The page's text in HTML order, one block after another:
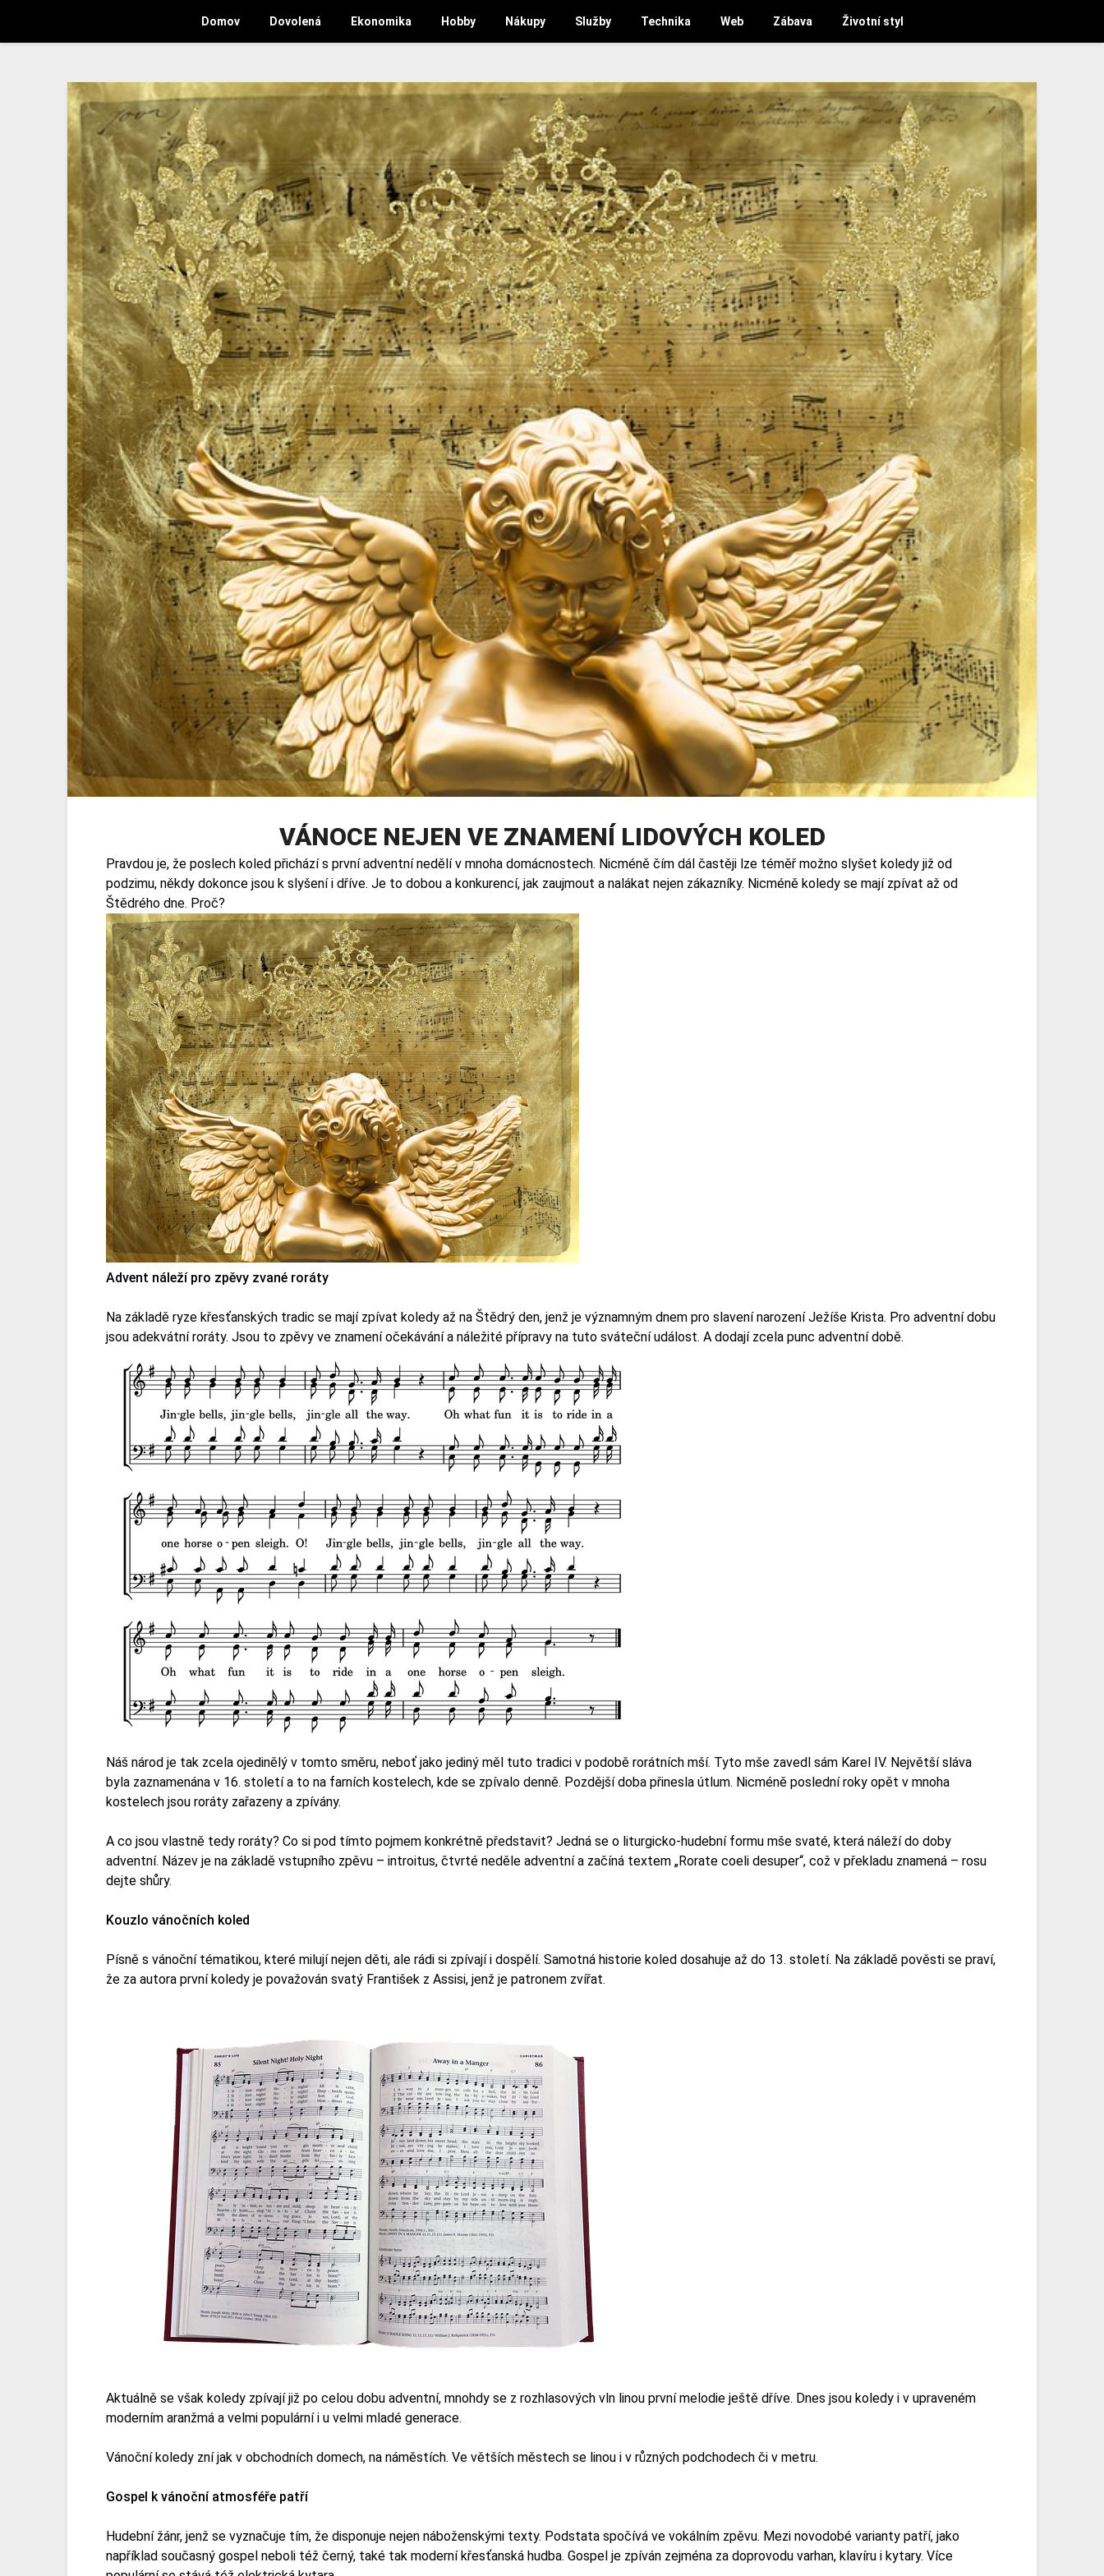
Domov Dovolená Ekonomika Hobby Nákupy Služby Technika Web Zábava Životní styl
VÁNOCE NEJEN VE ZNAMENÍ LIDOVÝCH KOLED
Pravdou je, že poslech koled přichází s první adventní nedělí v mnoha domácnostech. Nicméně čím dál častěji lze téměř možno slyšet koledy již od
podzimu, někdy dokonce jsou k slyšení i dříve. Je to dobou a konkurencí, jak zaujmout a nalákat nejen zákazníky. Nicméně koledy se mají zpívat až od
Štědrého dne. Proč?
Advent náleží pro zpěvy zvané roráty
Na základě ryze křesťanských tradic se mají zpívat koledy až na Štědrý den, jenž je významným dnem pro slavení narození Ježíše Krista. Pro adventní dobu
jsou adekvátní roráty. Jsou to zpěvy ve znamení očekávání a náležité přípravy na tuto sváteční událost. A dodají zcela punc adventní době.
Náš národ je tak zcela ojedinělý v tomto směru, neboť jako jediný měl tuto tradici v podobě rorátních mší. Tyto mše zavedl sám Karel IV. Největší sláva
byla zaznamenána v 16. století a to na farních kostelech, kde se zpívalo denně. Pozdější doba přinesla útlum. Nicméně poslední roky opět v mnoha
kostelech jsou roráty zařazeny a zpívány.
A co jsou vlastně tedy roráty? Co si pod tímto pojmem konkrétně představit? Jedná se o liturgicko-hudební formu mše svaté, která náleží do doby
adventní. Název je na základě vstupního zpěvu – introitus, čtvrté neděle adventní a začíná textem „Rorate coeli desuper“, což v překladu znamená – rosu
dejte shůry.
Kouzlo vánočních koled
Písně s vánoční tématikou, které milují nejen děti, ale rádi si zpívají i dospělí. Samotná historie koled dosahuje až do 13. století. Na základě pověsti se praví,
že za autora první koledy je považován svatý František z Assisi, jenž je patronem zvířat.
Aktuálně se však koledy zpívají již po celou dobu adventní, mnohdy se z rozhlasových vln linou první melodie ještě dříve. Dnes jsou koledy i v upraveném
moderním aranžmá a velmi populární i u velmi mladé generace.
Vánoční koledy zní jak v obchodních domech, na náměstích. Ve větších městech se linou i v různých podchodech či v metru.
Gospel k vánoční atmosféře patří
Hudební žánr, jenž se vyznačuje tím, že disponuje nejen náboženskými texty. Podstata spočívá ve vokálním zpěvu. Mezi novodobé varianty patří, jako
například současný gospel neboli též černý, také tak moderní křesťanská hudba. Gospel je zpíván zejména za doprovodu varhan, klavíru i kytary. Více